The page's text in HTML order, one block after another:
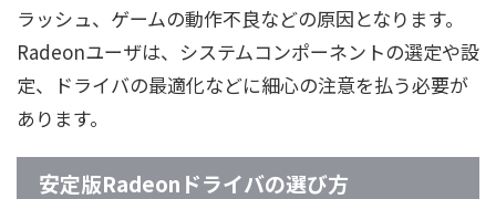
ラッシュ、ゲームの動作不良などの原因となります。
Radeonユーザは、システムコンポーネントの選定や設
定、ドライバの最適化などに細心の注意を払う必要が
あります。
安定版Radeonドライバの選び方